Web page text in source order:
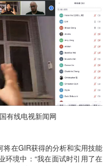
有线电视新闻网
在GIR获得的分析和实用技能
环境中：“我在面试时引用了在